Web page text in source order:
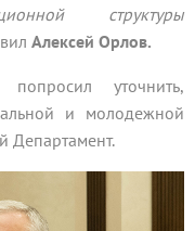
структуры
Алексей Орлов.
попросил уточнить,
и молодежной
Департамент.